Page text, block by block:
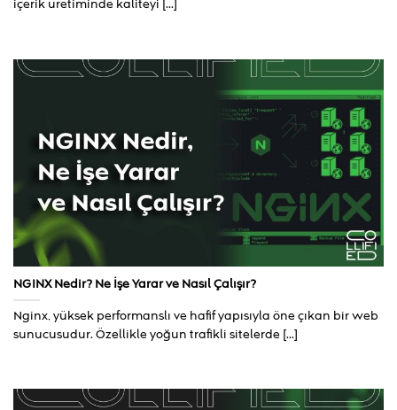
içerik üretiminde kaliteyi [...]
NGINX Nedir? Ne İşe Yarar ve Nasıl Çalışır?
Nginx, yüksek performanslı ve hafif yapısıyla öne çıkan bir web
sunucusudur. Özellikle yoğun trafikli sitelerde [...]